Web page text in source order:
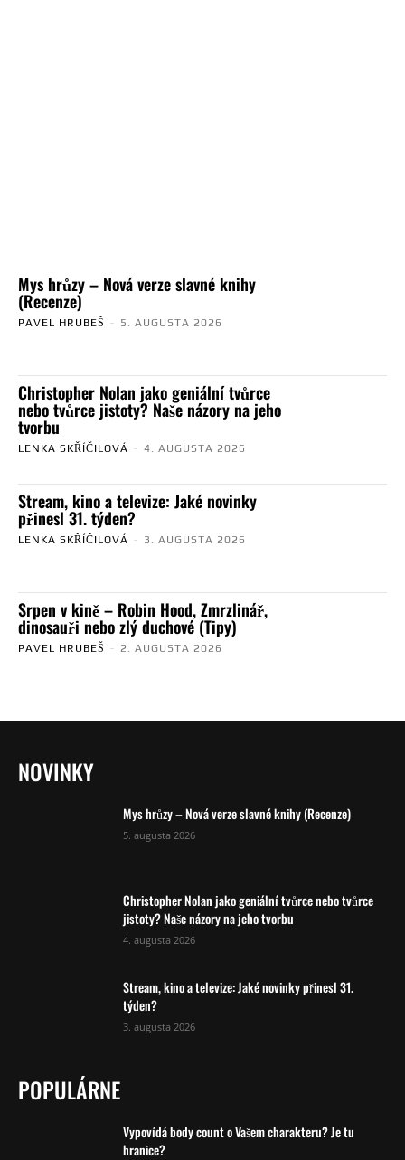
Mys hrůzy – Nová verze slavné knihy
(Recenze)
PAVEL HRUBEŠ - 5. AUGUSTA 2026
Christopher Nolan jako geniální tvůrce
nebo tvůrce jistoty? Naše názory na jeho
tvorbu
LENKA SKŘÍČILOVÁ - 4. AUGUSTA 2026
Stream, kino a televize: Jaké novinky
přinesl 31. týden?
LENKA SKŘÍČILOVÁ - 3. AUGUSTA 2026
Srpen v kině – Robin Hood, Zmrzlinář,
dinosauři nebo zlý duchové (Tipy)
PAVEL HRUBEŠ - 2. AUGUSTA 2026
NOVINKY
Mys hrůzy – Nová verze slavné knihy (Recenze)
5. augusta 2026
Christopher Nolan jako geniální tvůrce nebo tvůrce
jistoty? Naše názory na jeho tvorbu
4. augusta 2026
Stream, kino a televize: Jaké novinky přinesl 31.
týden?
3. augusta 2026
POPULÁRNE
Vypovídá body count o Vašem charakteru? Je tu
hranice?